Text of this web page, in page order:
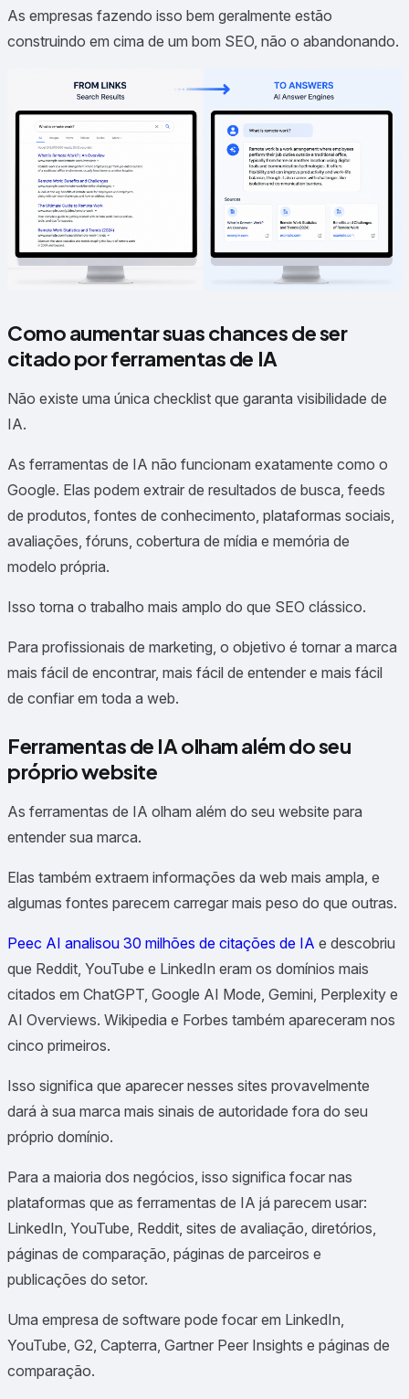
As empresas fazendo isso bem geralmente estão
construindo em cima de um bom SEO, não o abandonando.
Como aumentar suas chances de ser
citado por ferramentas de IA
Não existe uma única checklist que garanta visibilidade de
IA.
As ferramentas de IA não funcionam exatamente como o
Google. Elas podem extrair de resultados de busca, feeds
de produtos, fontes de conhecimento, plataformas sociais,
avaliações, fóruns, cobertura de mídia e memória de
modelo própria.
Isso torna o trabalho mais amplo do que SEO clássico.
Para profissionais de marketing, o objetivo é tornar a marca
mais fácil de encontrar, mais fácil de entender e mais fácil
de confiar em toda a web.
Ferramentas de IA olham além do seu
próprio website
As ferramentas de IA olham além do seu website para
entender sua marca.
Elas também extraem informações da web mais ampla, e
algumas fontes parecem carregar mais peso do que outras.
Peec AI analisou 30 milhões de citações de IA e descobriu
que Reddit, YouTube e LinkedIn eram os domínios mais
citados em ChatGPT, Google AI Mode, Gemini, Perplexity e
AI Overviews. Wikipedia e Forbes também apareceram nos
cinco primeiros.
Isso significa que aparecer nesses sites provavelmente
dará à sua marca mais sinais de autoridade fora do seu
próprio domínio.
Para a maioria dos negócios, isso significa focar nas
plataformas que as ferramentas de IA já parecem usar:
LinkedIn, YouTube, Reddit, sites de avaliação, diretórios,
páginas de comparação, páginas de parceiros e
publicações do setor.
Uma empresa de software pode focar em LinkedIn,
YouTube, G2, Capterra, Gartner Peer Insights e páginas de
comparação.